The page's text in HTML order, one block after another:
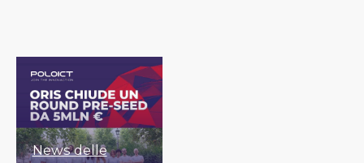
News delle